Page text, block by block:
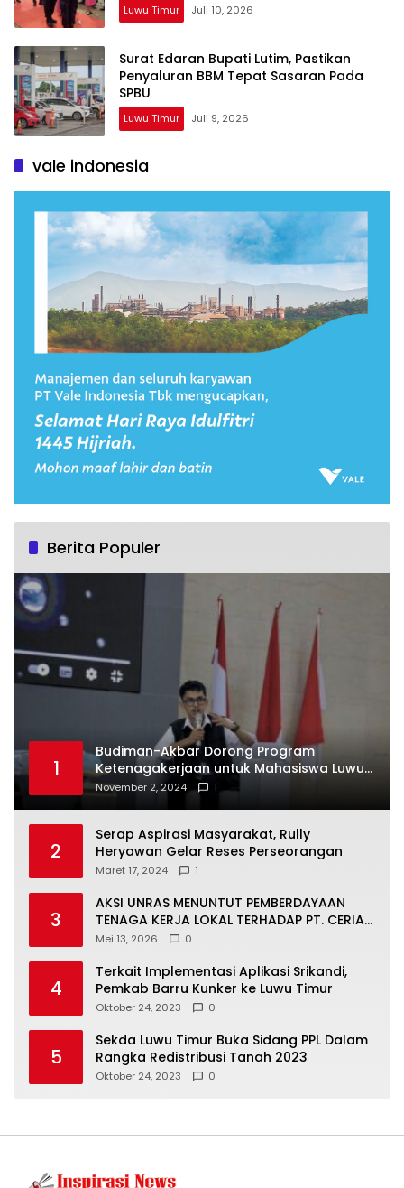
Luwu Timur Juli 10, 2026
Surat Edaran Bupati Lutim, Pastikan
Penyaluran BBM Tepat Sasaran Pada
SPBU
Luwu Timur Juli 9, 2026
vale indonesia
Berita Populer
1
Budiman-Akbar Dorong Program
Ketenagakerjaan untuk Mahasiswa Luwu
Timur, Juru Bicara: Ini Peluang Nyata bagi
November 2, 2024 1
2
Serap Aspirasi Masyarakat, Rully
Heryawan Gelar Reses Perseorangan
Maret 17, 2024 1
3
AKSI UNRAS MENUNTUT PEMBERDAYAAN
TENAGA KERJA LOKAL TERHADAP PT. CERIA
NUGRAHA LESTARI
Mei 13, 2026 0
4
Terkait Implementasi Aplikasi Srikandi,
Pemkab Barru Kunker ke Luwu Timur
Oktober 24, 2023 0
5
Sekda Luwu Timur Buka Sidang PPL Dalam
Rangka Redistribusi Tanah 2023
Oktober 24, 2023 0